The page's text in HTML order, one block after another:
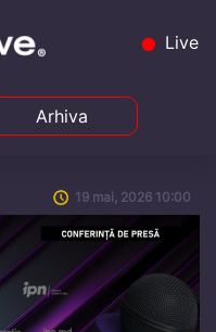
Live
Arhiva
19 mai, 2026 10:00